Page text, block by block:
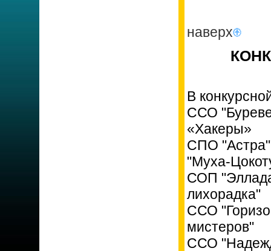
наверх
В
ССО
«Хакеры»
СПО
"Муха-
СОП
лихорадка"
ССО
мистеров"
ССО